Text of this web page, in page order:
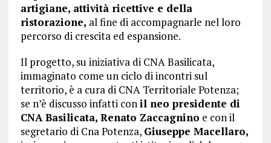
artigiane, attività ricettive e della
ristorazione, al fine di accompagnarle nel loro
percorso di crescita ed espansione.
Il progetto, su iniziativa di CNA Basilicata,
immaginato come un ciclo di incontri sul
territorio, è a cura di CNA Territoriale Potenza;
se n’è discusso infatti conil neo presidente di
CNA Basilicata, Renato Zaccagnino e con il
segretario di Cna Potenza, Giuseppe Macellaro,